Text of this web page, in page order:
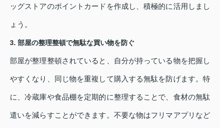
ッグストアのポイントカードを作成し、積極的に活用しまし
ょう。
3. 部屋の整理整頓で無駄な買い物を防ぐ
部屋が整理整頓されていると、自分が持っている物を把握し
やすくなり、同じ物を重複して購入する無駄を防げます。特
に、冷蔵庫や食品棚を定期的に整理することで、食材の無駄
遣いを減らすことができます。不要な物はフリマアプリなど